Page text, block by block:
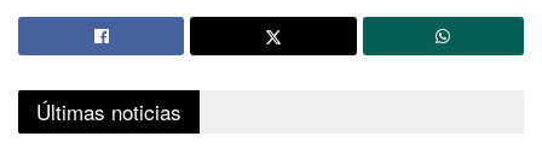
Últimas noticias